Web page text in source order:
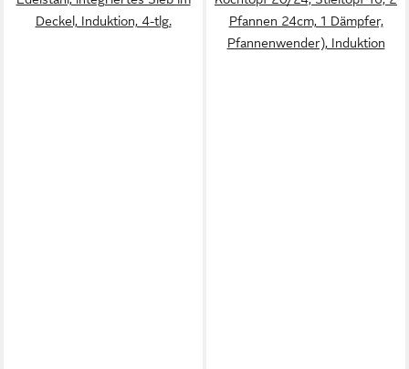
Deckel, Induktion, 4-tlg.
Pfannen 24cm, 1 Dämpfer,
Pfannenwender), Induktion